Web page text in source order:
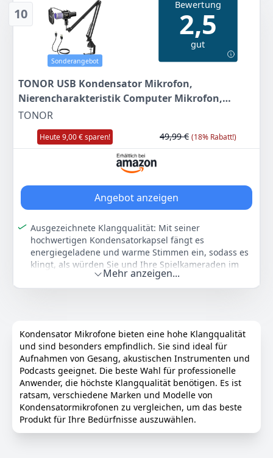
die Isolation der gewünschten Schallquelle
Die schwenkbare Stativhalterung mit Gewinde lässt
sich sicher befestigen und ermöglicht eine einfache
und präzise Platzierung des Mikrofons
Farbe
Metallic Audio-Technica
10
Sonderangebot
Bewertung
2,5
gut
TONOR USB Kondensator Mikrofon,
Nierencharakteristik Computer Mikrofon,
Popfilter, für Konferenz, Streaming, Podcasting,
Gaming, Twitch, für Laptop, Desktop PC, mit
RGB, Mikrofonarm, TC30S+
TONOR
Heute 9,00 € sparen! 49,99 € (18% Rabatt!)
Angebot anzeigen
Ausgezeichnete Klangqualität: Mit seiner
hochwertigen Kondensatorkapsel fängt es
energiegeladene und warme Stimmen ein, sodass es
klingt, als würden Sie und Ihre Spielkameraden im
selben Raum spielen. Die Nierencharakteristik ist
äußerst präzise und fängt die Stimme im Vordergrund
Coole RGB Lichter: Die RGB Lichter wurde speziell fürs
Gaming entwickelt und sorgt für ein beeindruckendes
Spielerlebnis. Die automatisch wechselnden RGB-
Lichter mit Atmungseffekt lassen Ihr Mikrofon extrem
cool aussehen. Genießen Sie die fantastischen
Spieleffekte.
Plug & Play: Der Anschluss erfolgt über einen USB 2.0
Datenport, für den keine zusätzlichen Treiber
Mehr anzeigen...
Kondensator Mikrofone bieten eine hohe Klangqualität
und sind besonders empfindlich. Sie sind ideal für
Aufnahmen von Gesang, akustischen Instrumenten und
Podcasts geeignet. Die beste Wahl für professionelle
Anwender, die höchste Klangqualität benötigen. Es ist
ratsam, verschiedene Marken und Modelle von
Kondensatormikrofonen zu vergleichen, um das beste
Produkt für Ihre Bedürfnisse auszuwählen.